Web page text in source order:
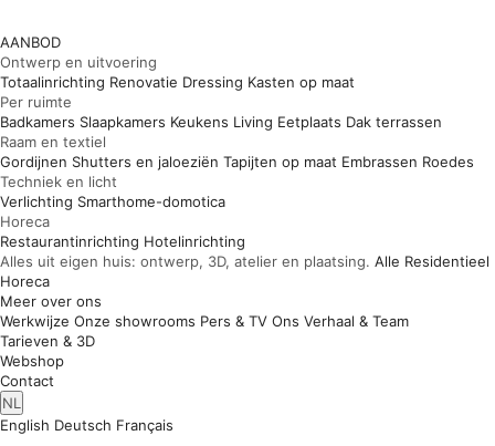
AANBOD
Ontwerp en uitvoering
Totaalinrichting Renovatie Dressing Kasten op maat
Per ruimte
Badkamers Slaapkamers Keukens Living Eetplaats Dak terrassen
Raam en textiel
Gordijnen Shutters en jaloeziën Tapijten op maat Embrassen Roedes
Techniek en licht
Verlichting Smarthome-domotica
Horeca
Restaurantinrichting Hotelinrichting
Alles uit eigen huis: ontwerp, 3D, atelier en plaatsing. Alle Residentieel
Horeca
Meer over ons
Werkwijze Onze showrooms Pers & TV Ons Verhaal & Team
Tarieven & 3D
Webshop
Contact
NL
English Deutsch Français